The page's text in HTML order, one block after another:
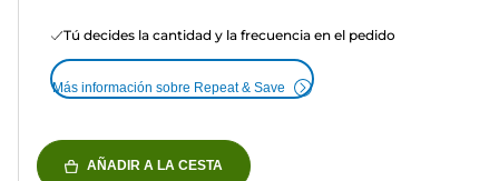
Tú decides la cantidad y la frecuencia en el pedido
Más información sobre Repeat & Save
AÑADIR A LA CESTA